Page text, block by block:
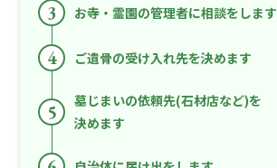
3 お寺・霊園の管理者に相談をします
4 ご遺骨の受け入れ先を決めます
5
墓じまいの依頼先(石材店など)を
決めます